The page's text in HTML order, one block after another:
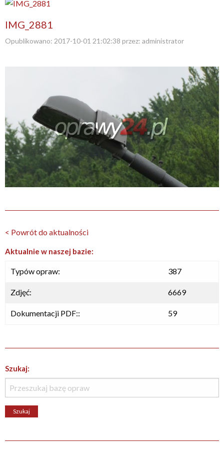
IMG_2881
Opublikowano: 2017-10-01 21:02:38 przez: administrator
< Powrót do aktualności
Aktualnie w naszej bazie:
Typów opraw: 387
Zdjęć: 6669
Dokumentacji PDF:: 59
Szukaj: